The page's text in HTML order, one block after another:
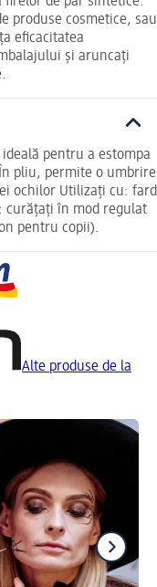
produse cosmetice, sau
eficacitatea
și aruncați
pentru a estompa
pliu, permite o umbrire
ochilor Utilizați cu: fard
curățați în mod regulat
pentru copii).
Alte produse de la